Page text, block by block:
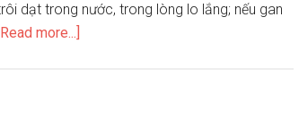
dạt trong nước, trong lòng lo lắng; nếu gan
more...]